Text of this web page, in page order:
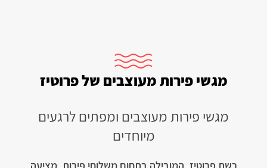
מגשי פירות מעוצבים של פרוטיז
מגשי פירות מעוצבים ומפתים לרגעים
מיוחדים